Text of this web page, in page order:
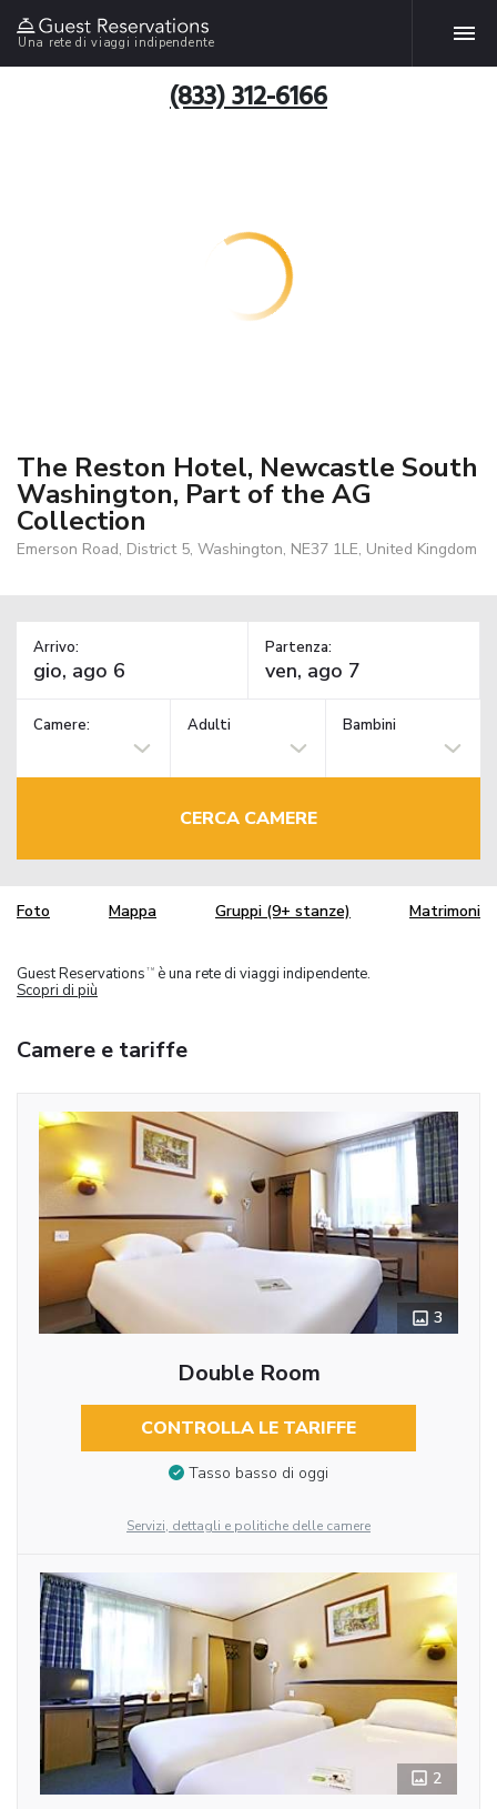
Una rete di viaggi indipendente
(833) 312-6166
The Reston Hotel, Newcastle South
Washington, Part of the AG
Collection
Emerson Road, District 5, Washington, NE37 1LE, United Kingdom
Arrivo: Partenza:
Camere: Adulti Bambini
CERCA CAMERE
Foto Mappa Gruppi (9+ stanze) Matrimoni
Guest Reservations TM
è una rete di viaggi indipendente.
Scopri di più
Camere e tariffe
3
Double Room
CONTROLLA LE TARIFFE
Tasso basso di oggi
Servizi, dettagli e politiche delle camere
2